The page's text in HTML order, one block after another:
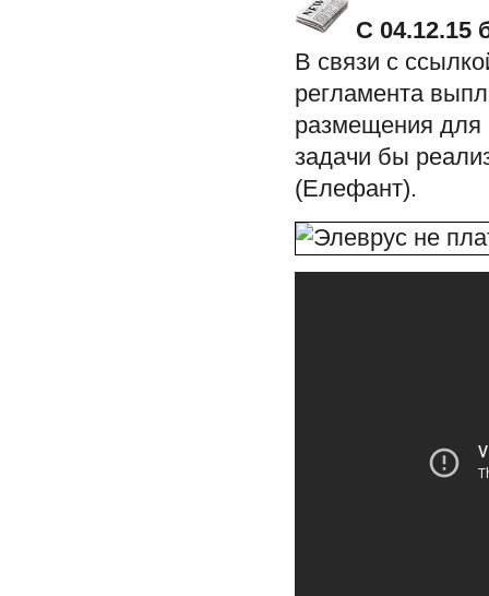
С 04.12.15
В связи с
регламента
размещения для
задачи бы
(Елефант).